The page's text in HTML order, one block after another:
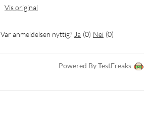
Vis original
Var anmeldelsen nyttig? Ja (0) Nei (0)
Powered By TestFreaks